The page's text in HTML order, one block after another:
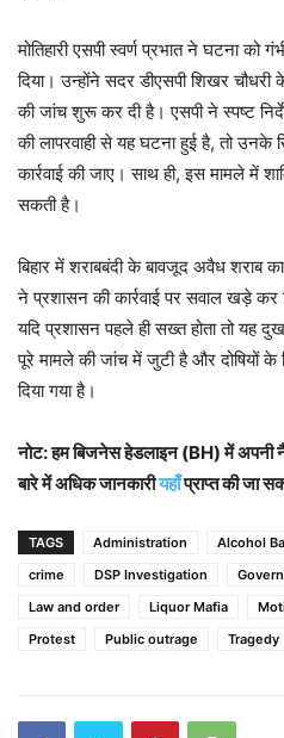
मोतिहारी एसपी स्वर्ण प्रभात ने घटना
दिया। उन्होंने सदर डीएसपी शिखर
की जांच शुरू कर दी है। एसपी ने स्पष्ट
की लापरवाही से यह घटना हुई है, तो
कार्रवाई की जाए। साथ ही, इस मामले में
सकती है।
बिहार में शराबबंदी के बावजूद अवैध शराब
ने प्रशासन की कार्रवाई पर सवाल खड़े कर
यदि प्रशासन पहले ही सख्त होता तो यह
पूरे मामले की जांच में जुटी है और दोषियों के
दिया गया है।
नोट: हम बिजनेस हेडलाइन (BH) में अपनी
बारे में अधिक जानकारीयहाँप्राप्त की जा
TAGS Administration Alcohol
crime
DSP Investigation
Law and order
Liquor Mafia
Protest
Public outrage Tragedy